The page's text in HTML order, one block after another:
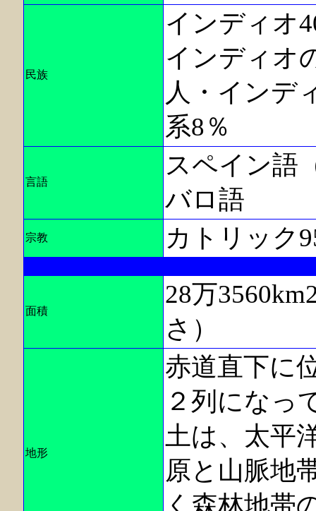
民族
インディオ
インディオ
人・インデ
系8％
言語
スペイン語
バロ語
宗教 カトリック
面積
28万
さ）
地形
赤道直下に
２列になっ
土は、太平
原と山脈地
く森林地帯